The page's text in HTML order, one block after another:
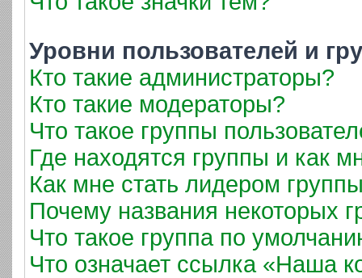
Уровни пользователей и
Кто такие администраторы?
Кто такие модераторы?
Что такое группы
Где находятся группы и как
Как мне стать лидером
Почему названия некоторых
Что такое группа по
Что означает ссылка «Наша